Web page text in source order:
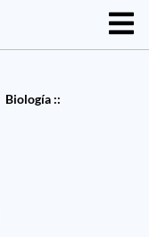
Biología ::